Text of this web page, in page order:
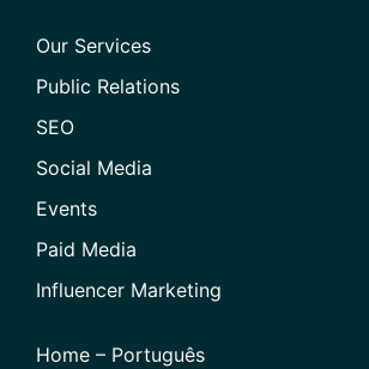
Our Services
Public Relations
SEO
Social Media
Events
Paid Media
Influencer Marketing
Home – Português